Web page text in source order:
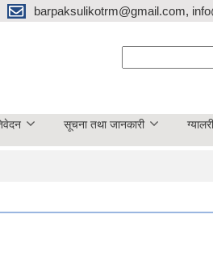
barpaksulikotrm@gmail.com,
सूचना तथा जानकारी ग्यालरी